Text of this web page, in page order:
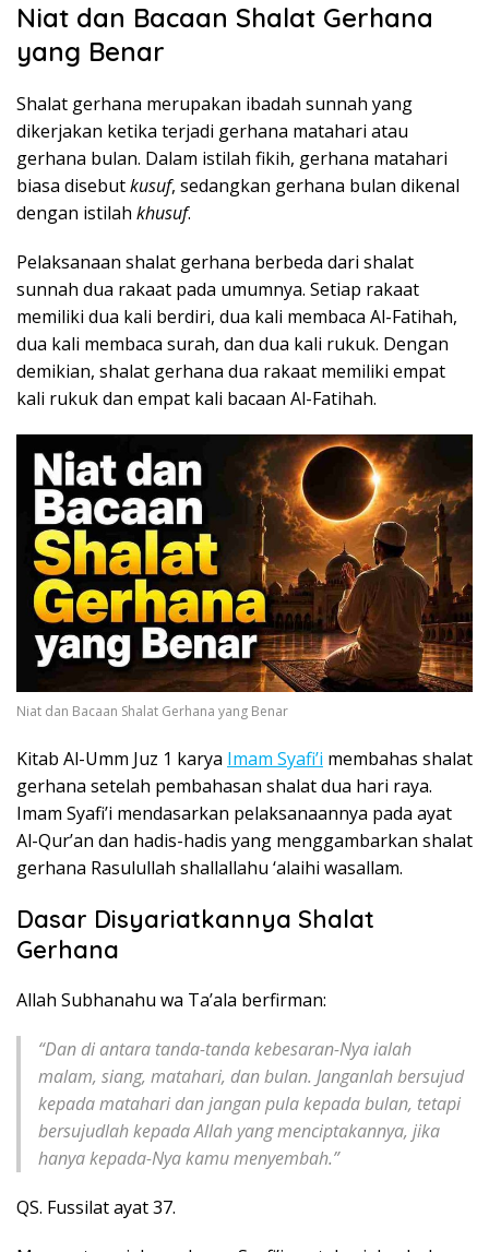
Niat dan Bacaan Shalat Gerhana
yang Benar
Shalat gerhana merupakan ibadah sunnah yang
dikerjakan ketika terjadi gerhana matahari atau
gerhana bulan. Dalam istilah fikih, gerhana matahari
biasa disebutkusuf, sedangkan gerhana bulan dikenal
dengan istilah khusuf.
Pelaksanaan shalat gerhana berbeda dari shalat
sunnah dua rakaat pada umumnya. Setiap rakaat
memiliki dua kali berdiri, dua kali membaca Al-Fatihah,
dua kali membaca surah, dan dua kali rukuk. Dengan
demikian, shalat gerhana dua rakaat memiliki empat
kali rukuk dan empat kali bacaan Al-Fatihah.
Niat dan Bacaan Shalat Gerhana yang Benar
Kitab Al-Umm Juz 1 karya Imam Syafi’i membahas shalat
gerhana setelah pembahasan shalat dua hari raya.
Imam Syafi’i mendasarkan pelaksanaannya pada ayat
Al-Qur’an dan hadis-hadis yang menggambarkan shalat
gerhana Rasulullah shallallahu ‘alaihi wasallam.
Dasar Disyariatkannya Shalat
Gerhana
Allah Subhanahu wa Ta’ala berfirman:
“Dan di antara tanda-tanda kebesaran-Nya ialah
malam, siang, matahari, dan bulan. Janganlah bersujud
kepada matahari dan jangan pula kepada bulan, tetapi
bersujudlah kepada Allah yang menciptakannya, jika
hanya kepada-Nya kamu menyembah.”
QS. Fussilat ayat 37.